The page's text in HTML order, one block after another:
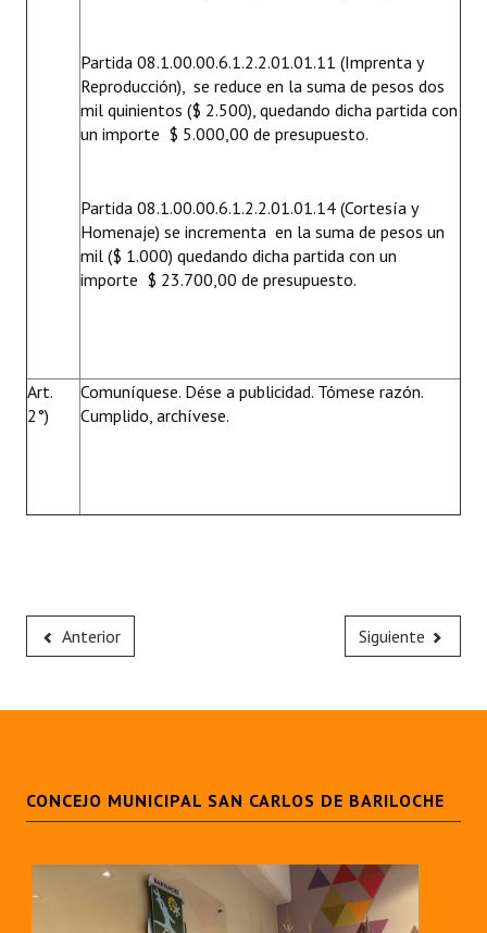
Partida 08.1.00.00.6.1.2.2.01.01.11 (Imprenta y
Reproducción), se reduce en la suma de pesos dos
mil quinientos ($ 2.500), quedando dicha partida con
un importe $ 5.000,00 de presupuesto.
Partida 08.1.00.00.6.1.2.2.01.01.14 (Cortesía y
Homenaje) se incrementa en la suma de pesos un
mil ($ 1.000) quedando dicha partida con un
importe $ 23.700,00 de presupuesto.
Art.
2°)
Comuníquese. Dése a publicidad. Tómese razón.
Cumplido, archívese.
Anterior Siguiente
CONCEJO MUNICIPAL SAN CARLOS DE BARILOCHE